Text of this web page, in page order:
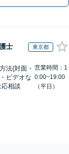
士 東京都
法(対面・
ビデオな
応相談
営業時間：1
0:00~19:00
（平日）